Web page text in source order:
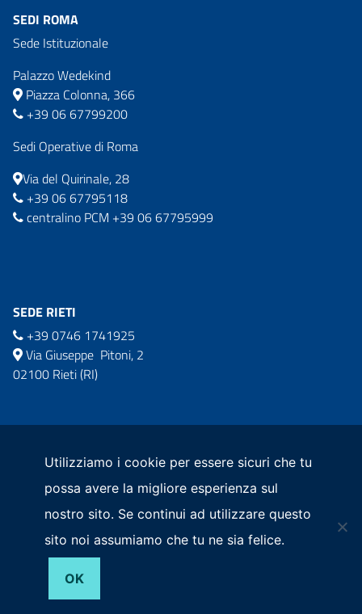
SEDI ROMA
Sede Istituzionale
Palazzo Wedekind
Piazza Colonna, 366
+39 06 67799200
Sedi Operative di Roma
Via del Quirinale, 28
+39 06 67795118
centralino PCM +39 06 67795999
SEDE RIETI
+39 0746 1741925
Via Giuseppe Pitoni, 2
02100 Rieti (RI)
comm.ricostruzionesisma2016@pec.governo.it
Privacy Policy
Utilizziamo i cookie per essere sicuri che tu
possa avere la migliore esperienza sul
nostro sito. Se continui ad utilizzare questo
sito noi assumiamo che tu ne sia felice.
OK